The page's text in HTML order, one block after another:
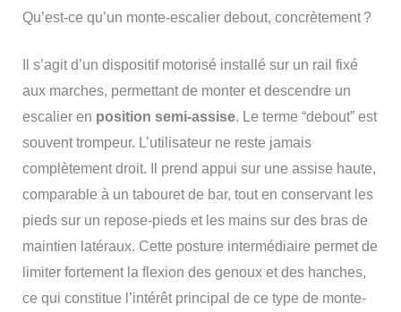
Qu’est-ce qu’un monte-escalier debout, concrètement ?
Il s’agit d’un dispositif motorisé installé sur un rail fixé
aux marches, permettant de monter et descendre un
escalier en position semi-assise. Le terme “debout” est
souvent trompeur. L’utilisateur ne reste jamais
complètement droit. Il prend appui sur une assise haute,
comparable à un tabouret de bar, tout en conservant les
pieds sur un repose-pieds et les mains sur des bras de
maintien latéraux. Cette posture intermédiaire permet de
limiter fortement la flexion des genoux et des hanches,
ce qui constitue l’intérêt principal de ce type de monte-